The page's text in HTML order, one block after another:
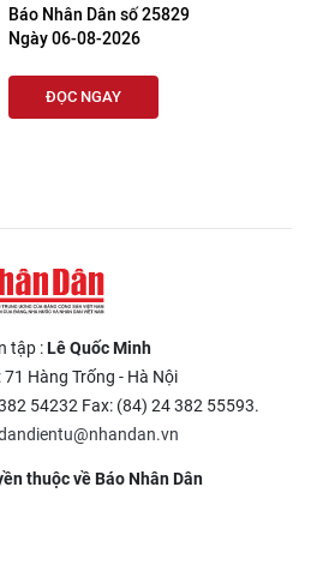
Báo Nhân Dân số 25829
Ngày 06-08-2026
ĐỌC NGAY
tập :Lê Quốc Minh
71 Hàng Trống - Hà Nội
54232 Fax: (84) 24 382 55593.
thuộc về Báo Nhân Dân